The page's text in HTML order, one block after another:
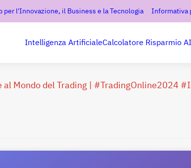
per l'Innovazione, il Business e la Tecnologia Informativa
Intelligenza ArtificialeCalcolatore Risparmio AI
al Mondo del Trading | #TradingOnline2024